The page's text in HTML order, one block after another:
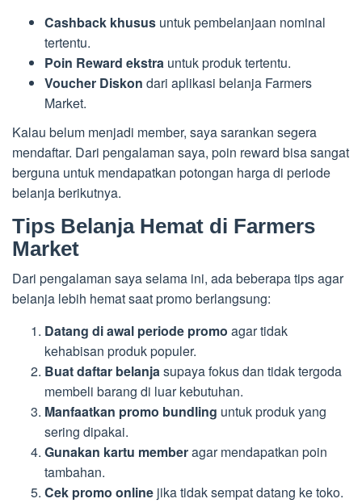
Cashback khusus untuk pembelanjaan nominal
tertentu.
Poin Reward ekstra untuk produk tertentu.
Voucher Diskon dari aplikasi belanja Farmers
Market.
Kalau belum menjadi member, saya sarankan segera
mendaftar. Dari pengalaman saya, poin reward bisa sangat
berguna untuk mendapatkan potongan harga di periode
belanja berikutnya.
Tips Belanja Hemat di Farmers
Market
Dari pengalaman saya selama ini, ada beberapa tips agar
belanja lebih hemat saat promo berlangsung:
Datang di awal periode promo agar tidak
kehabisan produk populer.
Buat daftar belanjasupaya fokus dan tidak tergoda
membeli barang di luar kebutuhan.
Manfaatkan promo bundling untuk produk yang
sering dipakai.
Gunakan kartu memberagar mendapatkan poin
tambahan.
Cek promo online jika tidak sempat datang ke toko.